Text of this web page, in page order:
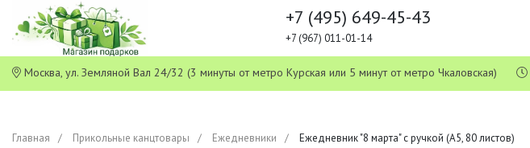
+7 (495) 649-45-43
+7 (967) 011-01-14
Москва, ул. Земляной Вал 24/32 (3 минуты от метро Курская или 5 минут от метро Чкаловская)
Главная Прикольные канцтовары Ежедневники Ежедневник "8 марта" с ручкой (A5, 80 листов)